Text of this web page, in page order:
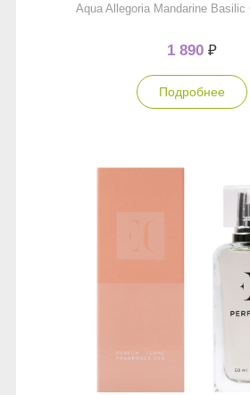
Aqua Allegoria Mandarine Basilic
1 890 ₽
Подробнее